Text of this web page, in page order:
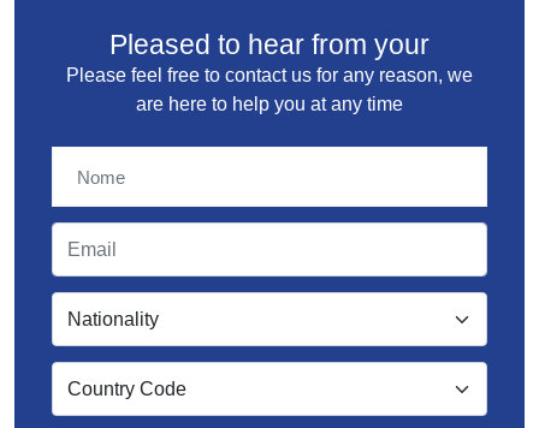
Pleased to hear from your
Please feel free to contact us for any reason, we
are here to help you at any time